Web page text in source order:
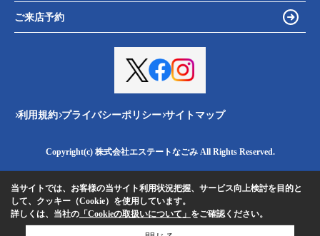
ご来店予約
利用規約 プライバシーポリシー サイトマップ
Copyright(c) 株式会社エステートなごみ All Rights Reserved.
当サイトでは、お客様の当サイト利用状況把握、サービス向上検討を目的と
して、クッキー（Cookie）を使用しています。
詳しくは、当社の 「Cookieの取扱いについて」 をご確認ください。